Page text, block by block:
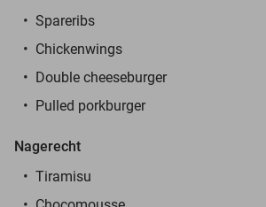
Spareribs
Chickenwings
Double cheeseburger
Pulled porkburger
Nagerecht
Tiramisu